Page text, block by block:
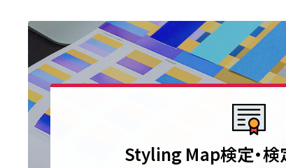
Styling Map検定・検